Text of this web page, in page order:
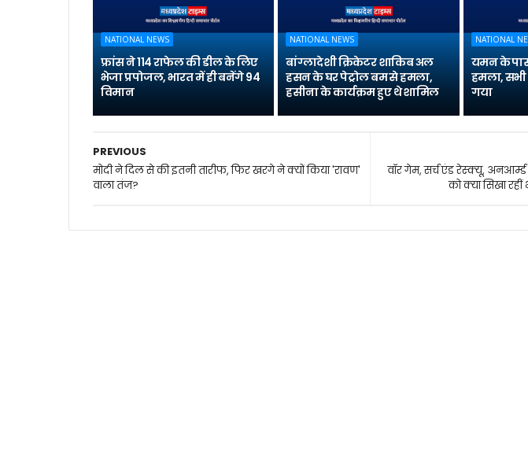
NATIONAL NEWS
फ्रांस ने 114 राफेल की डील के लिए
भेजा प्रपोजल, भारत में ही बनेंगे 94
विमान
NATIONAL NEWS
बांग्लादेशी क्रिकेटर शाकिब अल
हसन के घर पेट्रोल बम से हमला,
हसीना के कार्यक्रम हुए थे शामिल
NATIONAL
यमन के
हमला, सभी
गया
वॉर गेम, सर्च एंड रेस्‍क्‍यू,
को क्‍या सिखा
PREVIOUS
मोदी ने दिल से की इतनी तारीफ, फिर खरगे ने क्यों किया 'रावण'
वाला तंज?